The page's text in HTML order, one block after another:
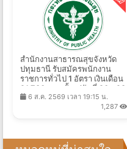
สํานักงานสาธารณสุขจังหวัด
ปทุมธานี รับสมัครพนักงาน
ราชการทั่วไป 1 อัตรา เงินเดือน
21,780 บาท ตั้งแต่วันที่ 20 - 28
ส.ค. 2569
6 ส.ค. 2569 เวลา 19:15 น.
1,287